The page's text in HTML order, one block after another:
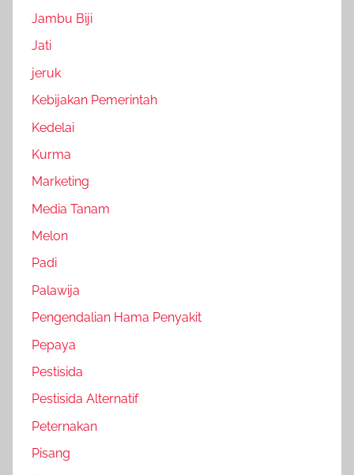
Jambu Biji
Jati
jeruk
Kebijakan Pemerintah
Kedelai
Kurma
Marketing
Media Tanam
Melon
Padi
Palawija
Pengendalian Hama Penyakit
Pepaya
Pestisida
Pestisida Alternatif
Peternakan
Pisang